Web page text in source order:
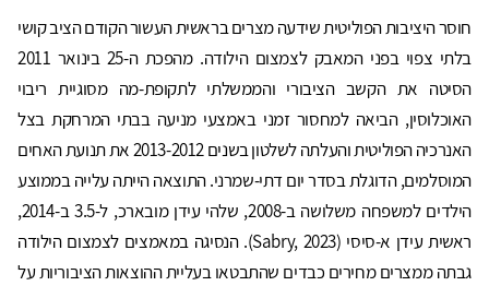
חוסר היציבות הפוליטית שידעה מצרים בראשית העשור הקודם הציב קושי
בלתי צפוי בפני המאבק לצמצום הילודה. מהפכת ה-25 בינואר 2011
הסיטה את הקשב הציבורי והממשלתי לתקופת-מה מסוגיית ריבוי
האוכלוסין, הביאה למחסור זמני באמצעי מניעה בבתי המרחקת בצל
האנרכיה הפוליטית והעלתה לשלטון בשנים 2013-2012 את תנועת האחים
המוסלמים, הדוגלת בסדר יום דתי-שמרני. התוצאה הייתה עלייה בממוצע
הילדים למשפחה משלושה ב-2008, שלהי עידן מובארכ, ל-3.5 ב-2014,
ראשית עידן א-סיסי (Sabry, 2023). הנסיגה במאמצים לצמצום הילודה
גבתה ממצרים מחירים כבדים שהתבטאו בעליית ההוצאות הציבוריות על